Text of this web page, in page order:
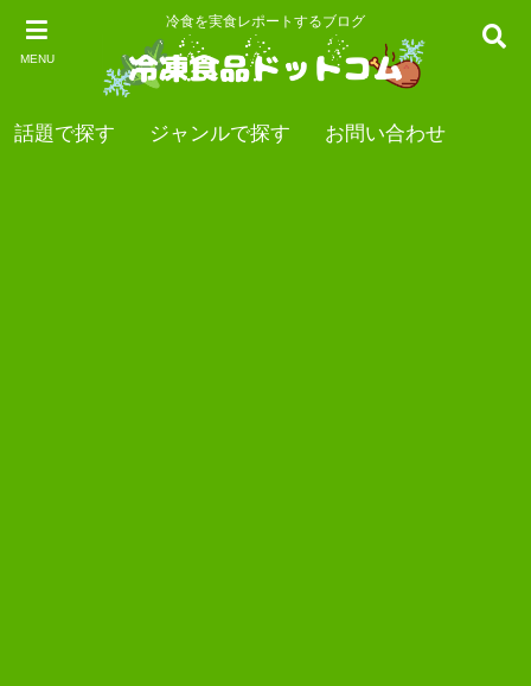
MENU
冷食を実食レポートするブログ
話題で探す ジャンルで探す お問い合わせ